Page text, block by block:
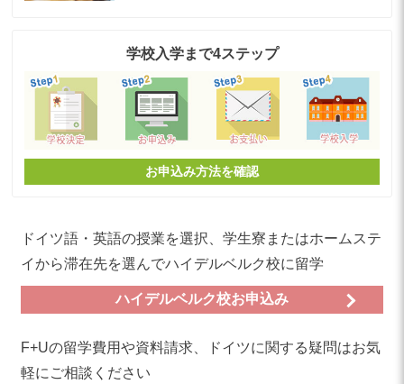
学校入学まで4ステップ
お申込み方法を確認
ドイツ語・英語の授業を選択、学生寮またはホームステ
イから滞在先を選んでハイデルベルク校に留学
ハイデルベルク校お申込み
F+Uの留学費用や資料請求、ドイツに関する疑問はお気
軽にご相談ください